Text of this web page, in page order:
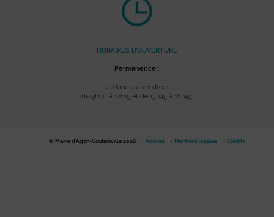
HORAIRES D’OUVERTURE
Permanence :
du lundi au vendredi
de 9h00 à 12h15 et de 13h45 à 16h45
© Mairie d'Agon-Coutainville 2026 Accueil Mentions légales Crédits